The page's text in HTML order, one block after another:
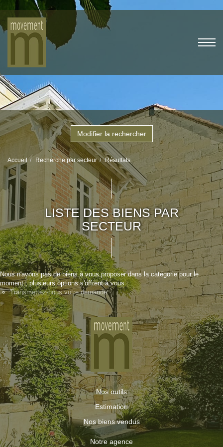
Modifier la rechercher
Accueil Recherche par secteur Résultats
LISTE DES BIENS PAR
SECTEUR
Nous n'avons pas de biens à vous proposer dans la catégorie pour le
moment , plusieurs options s'offrent à vous :
Transmettez-nous votre demande
Nos outils
Estimation
Nos biens vendus
Notre agence